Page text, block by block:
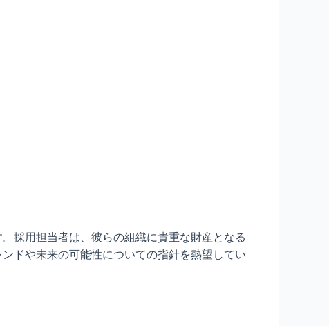
採用担当者は、彼らの組織に貴重な財産となる
ドや未来の可能性についての指針を熱望してい